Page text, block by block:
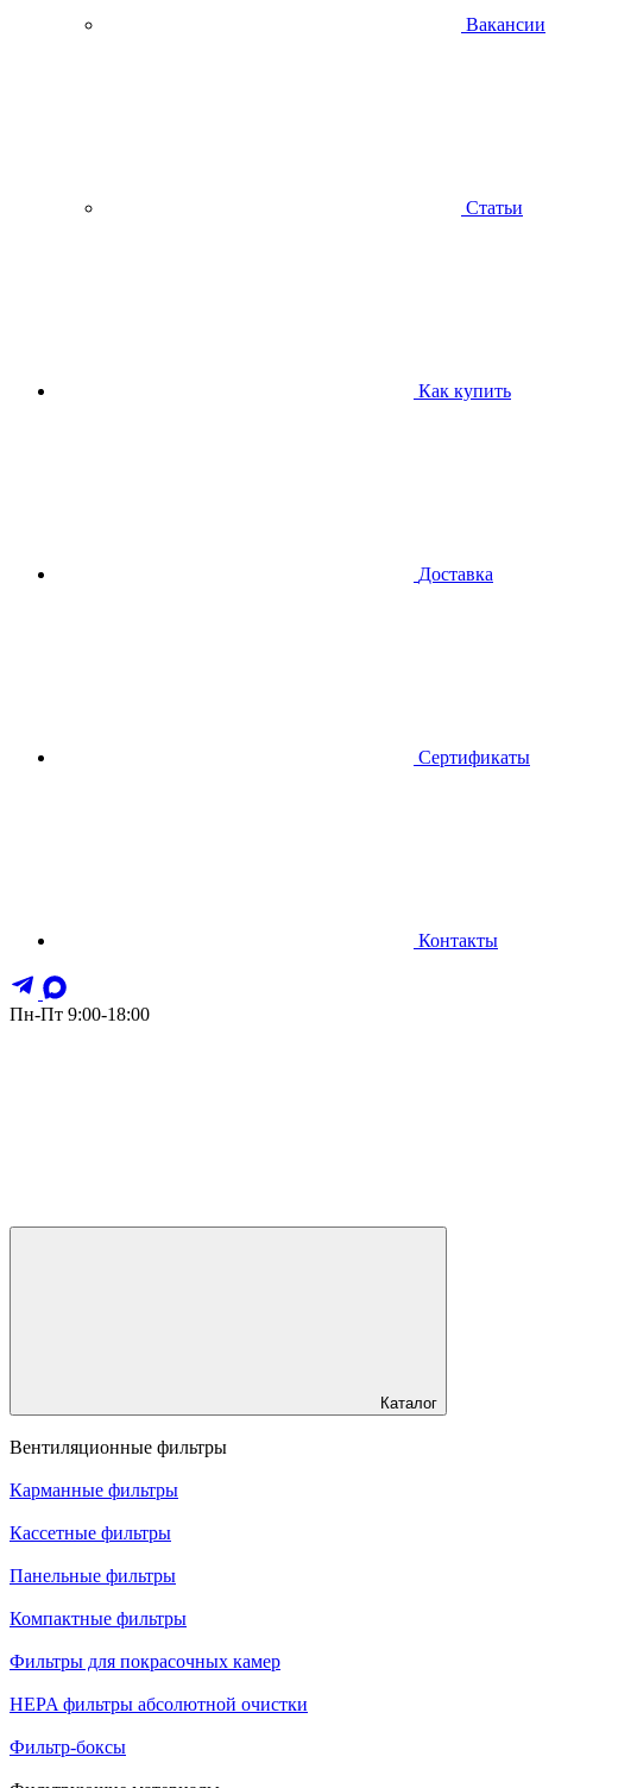
Вакансии
Статьи
Как купить
Доставка
Сертификаты
Контакты
Пн-Пт 9:00-18:00
Каталог
Вентиляционные фильтры
Карманные фильтры
Кассетные фильтры
Панельные фильтры
Компактные фильтры
Фильтры для покрасочных камер
HEPA фильтры абсолютной очистки
Фильтр-боксы